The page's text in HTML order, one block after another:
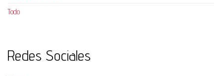
Todo
Redes Sociales